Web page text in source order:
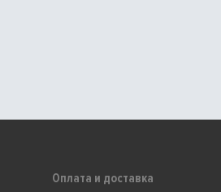
Оплата и доставка